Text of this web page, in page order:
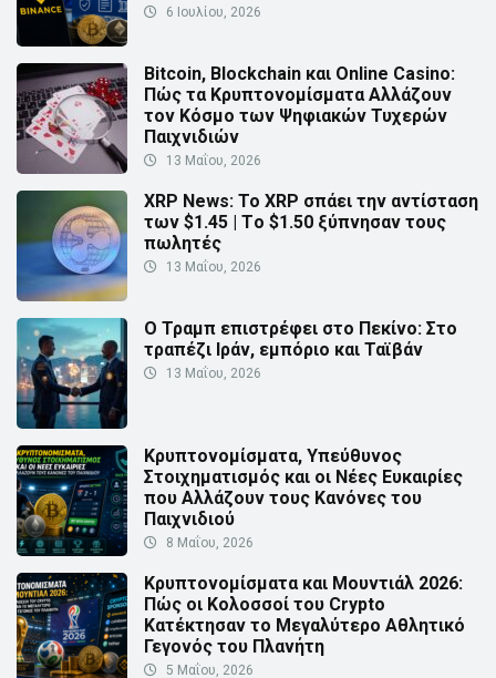
6 Ιουλίου, 2026
Bitcoin, Blockchain και Online Casino:
Πώς τα Κρυπτονομίσματα Αλλάζουν
τον Κόσμο των Ψηφιακών Τυχερών
Παιχνιδιών
13 Μαΐου, 2026
XRP News: Το XRP σπάει την αντίσταση
των $1.45 | Τo $1.50 ξύπνησαν τους
πωλητές
13 Μαΐου, 2026
Ο Τραμπ επιστρέφει στο Πεκίνο: Στο
τραπέζι Ιράν, εμπόριο και Ταϊβάν
13 Μαΐου, 2026
Κρυπτονομίσματα, Υπεύθυνος
Στοιχηματισμός και οι Νέες Ευκαιρίες
που Αλλάζουν τους Κανόνες του
Παιχνιδιού
8 Μαΐου, 2026
Κρυπτονομίσματα και Μουντιάλ 2026:
Πώς οι Κολοσσοί του Crypto
Κατέκτησαν το Μεγαλύτερο Αθλητικό
Γεγονός του Πλανήτη
5 Μαΐου, 2026